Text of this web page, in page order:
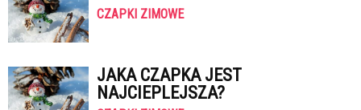
CZAPKI ZIMOWE
JAKA CZAPKA JEST
NAJCIEPLEJSZA?